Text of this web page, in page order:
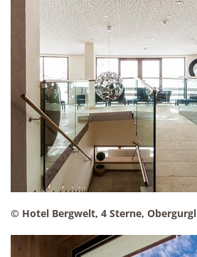
© Hotel Bergwelt, 4 Sterne, Obergurgl